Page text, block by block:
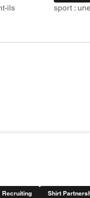
ils
sport :
Recruiting
Shirt